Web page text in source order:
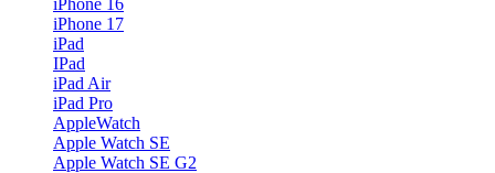
iPhone 16
iPhone 17
iPad
IPad
iPad Air
iPad Pro
AppleWatch
Apple Watch SE
Apple Watch SE G2